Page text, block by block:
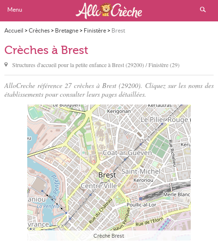
Menu
Accueil > Crèches> Bretagne> Finistère> Brest
Crèches à Brest
Structures d'accueil pour la petite enfance àBrest(29200) / Finistère (29)
AlloCreche référence 27 crèches à Brest (29200). Cliquez sur les noms des
établissements pour consulter leurs pages détaillées.
Crèche Brest